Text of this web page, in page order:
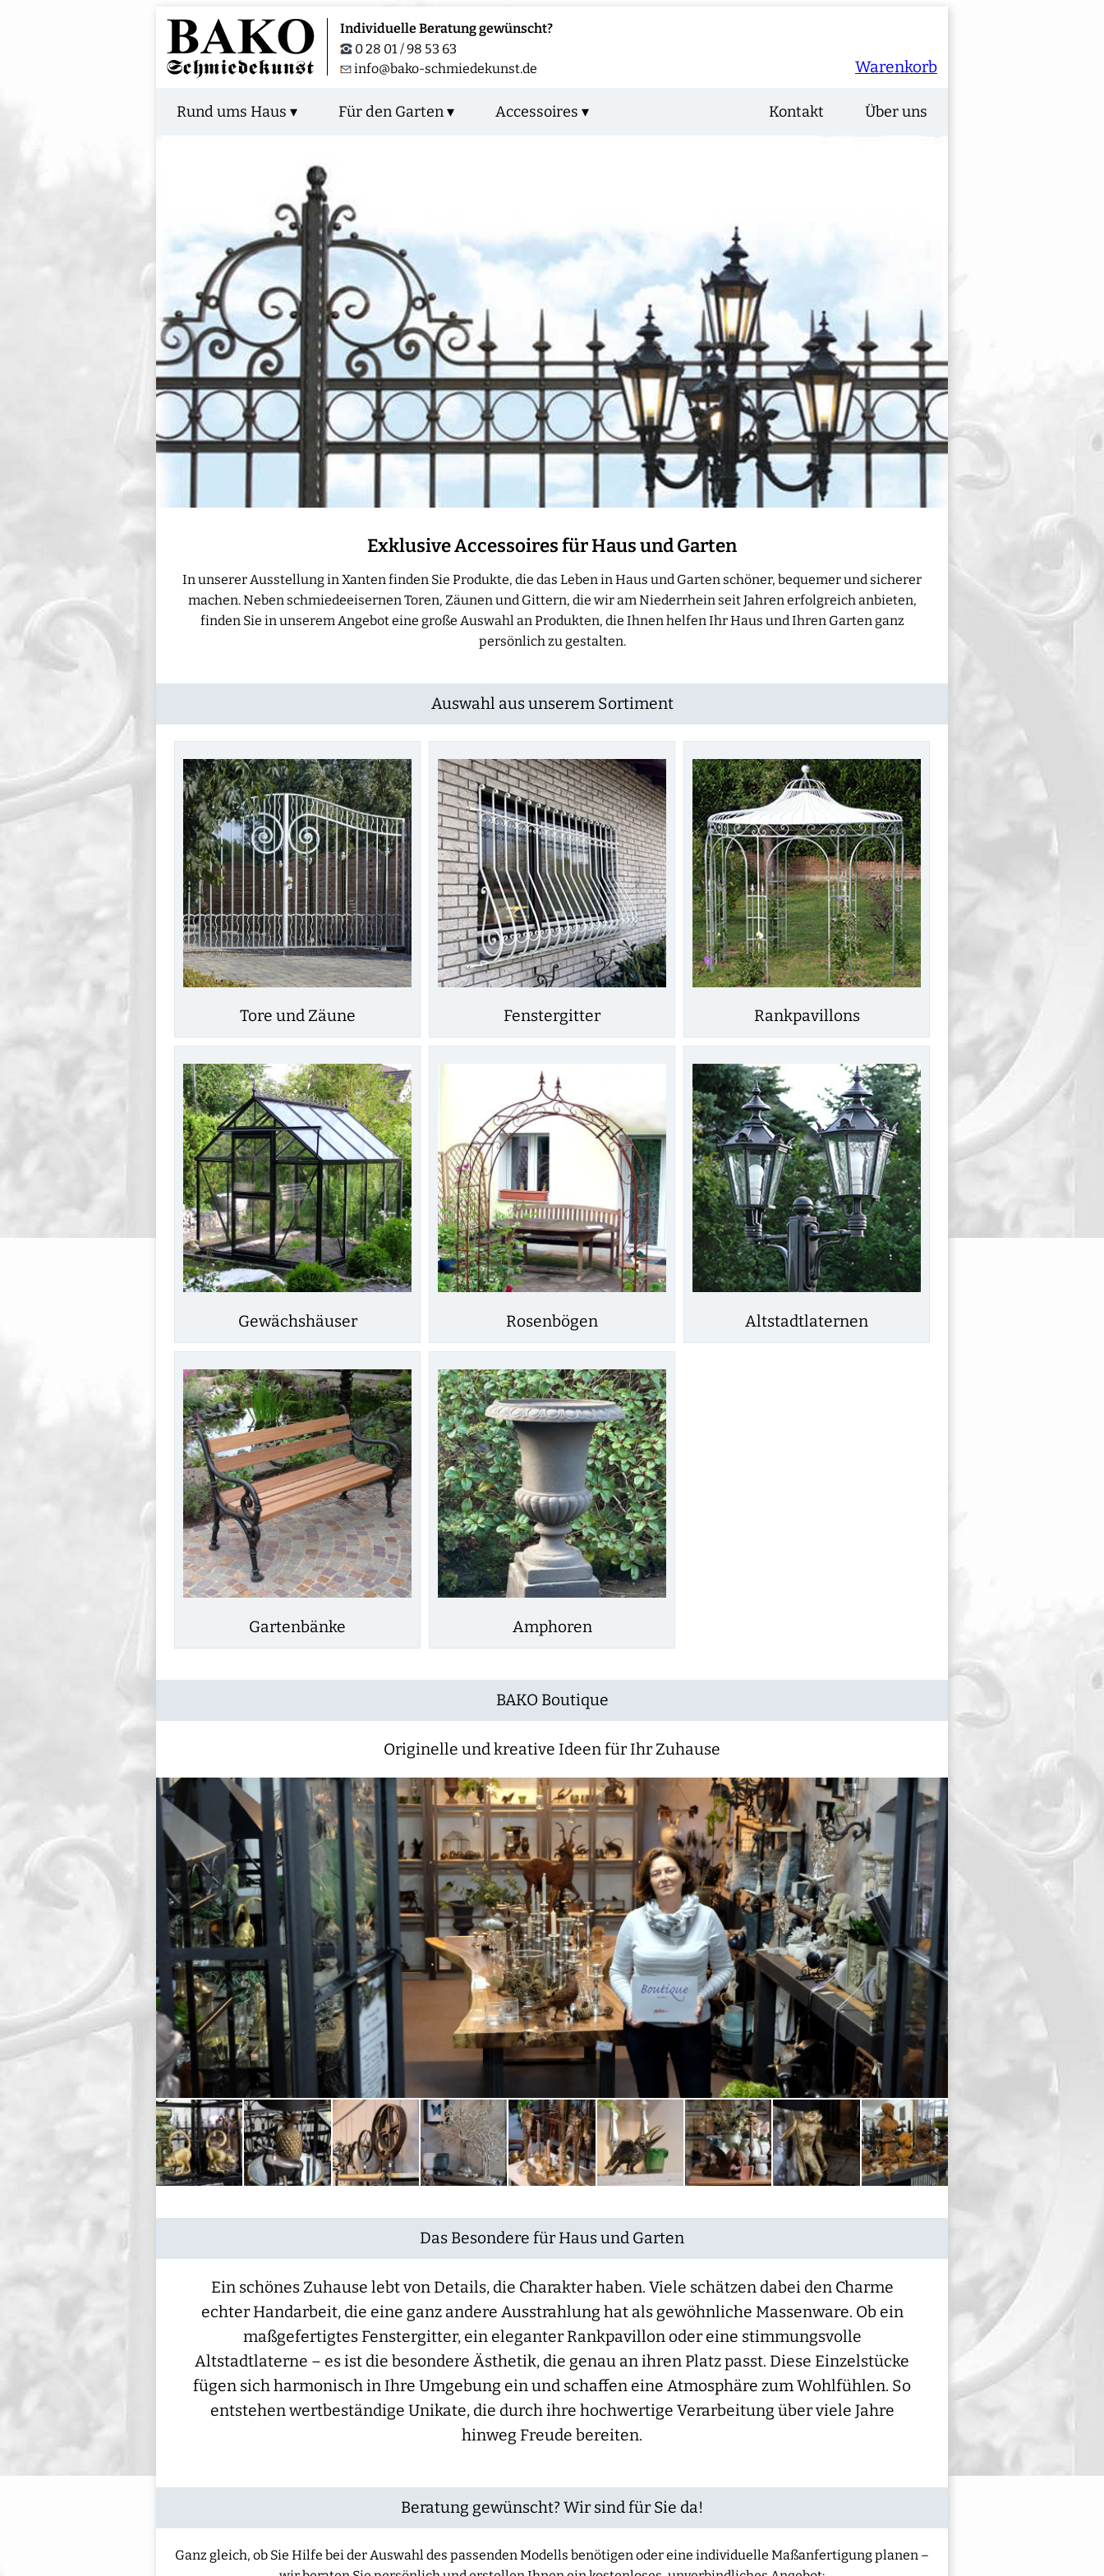
Individuelle Beratung gewünscht?
0 28 01 / 98 53 63
info@bako-schmiedekunst.de
Warenkorb
Rund ums Haus ▾ Für den Garten ▾ Accessoires ▾ Über uns
Kontakt
Exklusive Accessoires für Haus und Garten
In unserer Ausstellung in Xanten finden Sie Produkte, die das Leben in Haus und Garten schöner, bequemer und sicherer
machen. Neben schmiedeeisernen Toren, Zäunen und Gittern, die wir am Niederrhein seit Jahren erfolgreich anbieten,
finden Sie in unserem Angebot eine große Auswahl an Produkten, die Ihnen helfen Ihr Haus und Ihren Garten ganz
persönlich zu gestalten.
Auswahl aus unserem Sortiment
Tore und Zäune Fenstergitter Rankpavillons
Gewächshäuser Rosenbögen Altstadtlaternen
Gartenbänke Amphoren
BAKO Boutique
Originelle und kreative Ideen für Ihr Zuhause
Das Besondere für Haus und Garten
Ein schönes Zuhause lebt von Details, die Charakter haben. Viele schätzen dabei den Charme
echter Handarbeit, die eine ganz andere Ausstrahlung hat als gewöhnliche Massenware. Ob ein
maßgefertigtes Fenstergitter, ein eleganter Rankpavillon oder eine stimmungsvolle
Altstadtlaterne – es ist die besondere Ästhetik, die genau an ihren Platz passt. Diese Einzelstücke
fügen sich harmonisch in Ihre Umgebung ein und schaffen eine Atmosphäre zum Wohlfühlen. So
entstehen wertbeständige Unikate, die durch ihre hochwertige Verarbeitung über viele Jahre
hinweg Freude bereiten.
Beratung gewünscht? Wir sind für Sie da!
Ganz gleich, ob Sie Hilfe bei der Auswahl des passenden Modells benötigen oder eine individuelle Maßanfertigung planen –